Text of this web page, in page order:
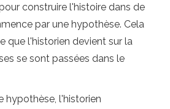
construire l'histoire dans de
par une hypothèse. Cela
que l'historien devient sur la
se sont passées dans le
hypothèse, l'historien